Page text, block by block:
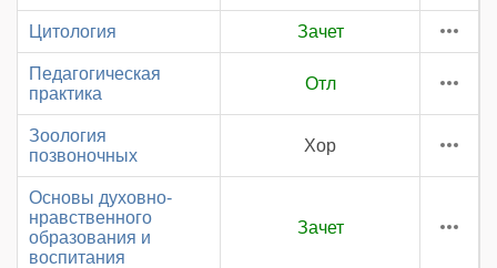
Цитология Зачет
Педагогическая
практика
Отл
Зоология
позвоночных
Хор
Основы духовно-
нравственного
образования и
воспитания
Зачет